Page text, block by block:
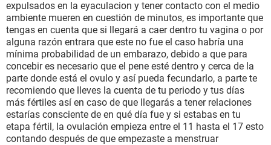
expulsados en la eyaculacion y tener contacto con el medio
ambiente mueren en cuestión de minutos, es importante que
tengas en cuenta que si llegará a caer dentro tu vagina o por
alguna razón entrara que este no fue el caso habría una
mínima probabilidad de un embarazo, debido a que para
concebir es necesario que el pene esté dentro y cerca de la
parte donde está el ovulo y así pueda fecundarlo, a parte te
recomiendo que lleves la cuenta de tu periodo y tus días
más fértiles así en caso de que llegarás a tener relaciones
estarías consciente de en qué día fue y si estabas en tu
etapa fértil, la ovulación empieza entre el 11 hasta el 17 esto
contando después de que empezaste a menstruar